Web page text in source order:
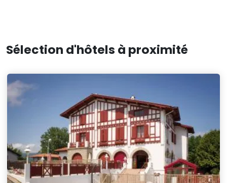
Sélection d'hôtels à proximité